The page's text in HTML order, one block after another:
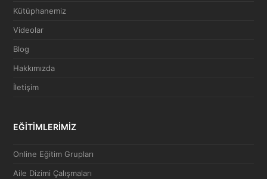
Kütüphanemiz
Videolar
Blog
Hakkımızda
İletişim
EĞİTİMLERİMİZ
Online Eğitim Grupları
Aile Dizimi Çalışmaları